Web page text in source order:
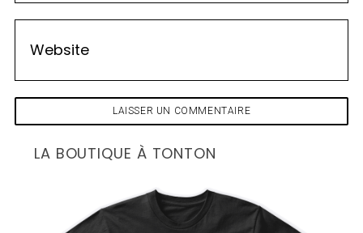
LA BOUTIQUE À TONTON